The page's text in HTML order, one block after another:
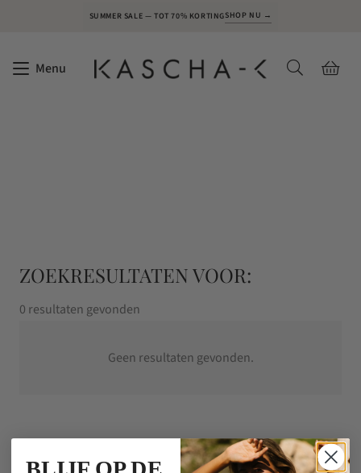
SUMMER SALE — TOT 70% KORTINGSHOP NU →
Menu
ZOEKRESULTATEN VOOR:
0 resultaten gevonden
Geen resultaten gevonden.